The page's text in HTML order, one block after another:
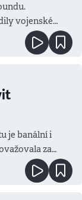
vojenské
je banální i
za